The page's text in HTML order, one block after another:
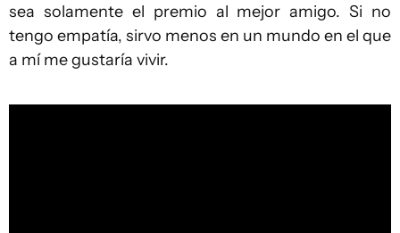
sea solamente el premio al mejor amigo. Si no
tengo empatía, sirvo menos en un mundo en el que
a mí me gustaría vivir.